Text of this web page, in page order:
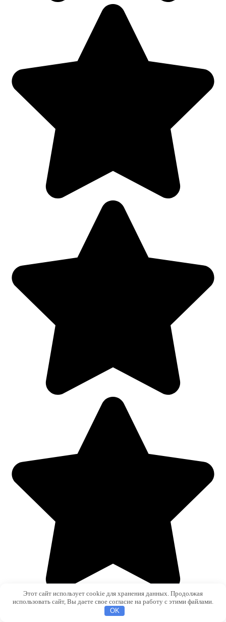
Этот сайт использует cookie для хранения данных. Продолжая
использовать сайт, Вы даете свое согласие на работу с этими файлами.
OK